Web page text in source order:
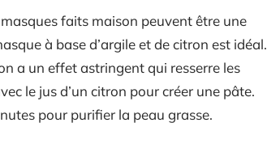
masques faits maison peuvent être une
à base d’argile et de citron est idéal.
a un effet astringent qui resserre les
le jus d’un citron pour créer une pâte.
pour purifier la peau grasse.